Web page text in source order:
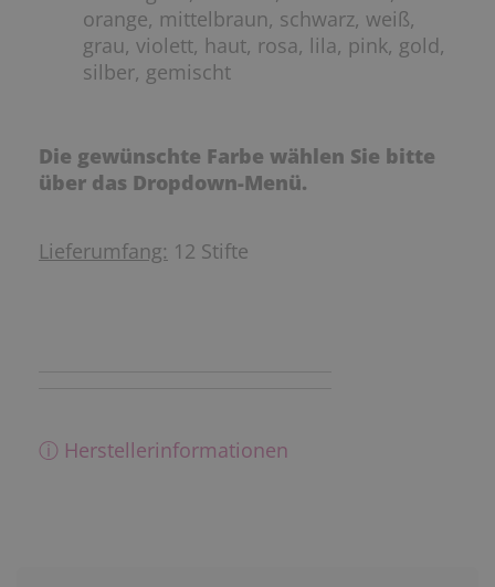
orange, mittelbraun, schwarz, weiß,
grau, violett, haut, rosa, lila, pink, gold,
silber, gemischt
Die gewünschte Farbe wählen Sie bitte
über das Dropdown-Menü.
Lieferumfang: 12 Stifte
ⓘ Herstellerinformationen